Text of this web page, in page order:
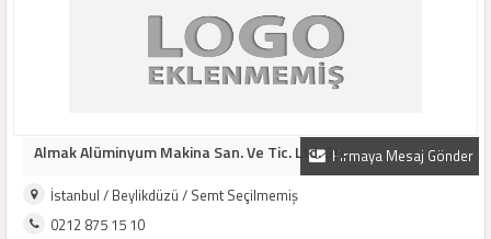
Firmaya Mesaj Gönder
Almak Alüminyum Makina San. Ve Tic. Ltd. Şti.
İstanbul / Beylikdüzü / Semt Seçilmemiş
0212 875 15 10